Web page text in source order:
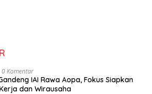
0 Komentar
IAI Rawa Aopa, Fokus Siapkan
dan Wirausaha